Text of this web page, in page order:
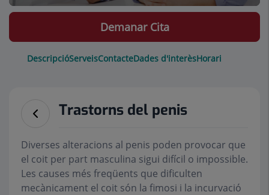
DescripcióServeisContacteDades d'interèsHorari
Demanar Cita
Trastorns del penis
Diverses alteracions al penis poden provocar que
el coit per part masculina sigui difícil o impossible.
Les causes més freqüents que dificulten
mecànicament el coit són la fimosi i la incurvació